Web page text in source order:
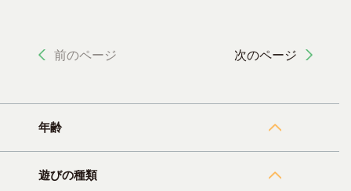
前のページ 次のページ
年齢
遊びの種類